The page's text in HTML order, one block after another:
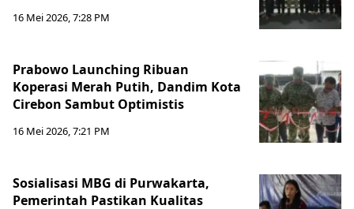
16 Mei 2026, 7:28 PM
Prabowo Launching Ribuan
Koperasi Merah Putih, Dandim Kota
Cirebon Sambut Optimistis
16 Mei 2026, 7:21 PM
Sosialisasi MBG di Purwakarta,
Pemerintah Pastikan Kualitas